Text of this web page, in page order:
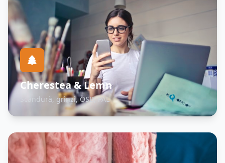
Cherestea & Lemn
Scândură, grinzi, OSB, PAL